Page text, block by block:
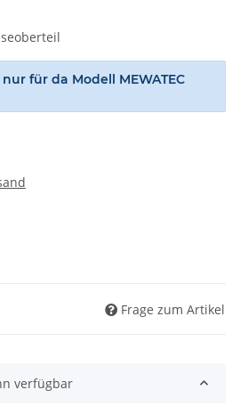
für da Modell MEWATEC
Frage zum Artikel
verfügbar